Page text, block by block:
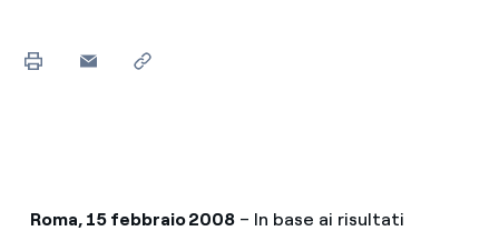
Roma, 15 febbraio 2008 – In base ai risultati